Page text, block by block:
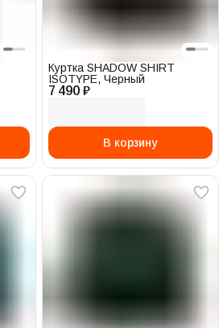
7 490 ₽
Куртка SHADOW SHIRT
ISOTYPE, Черный
В корзину